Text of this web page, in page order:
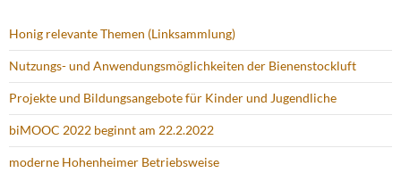
Honig relevante Themen (Linksammlung)
Nutzungs- und Anwendungsmöglichkeiten der Bienenstockluft
Projekte und Bildungsangebote für Kinder und Jugendliche
biMOOC 2022 beginnt am 22.2.2022
moderne Hohenheimer Betriebsweise